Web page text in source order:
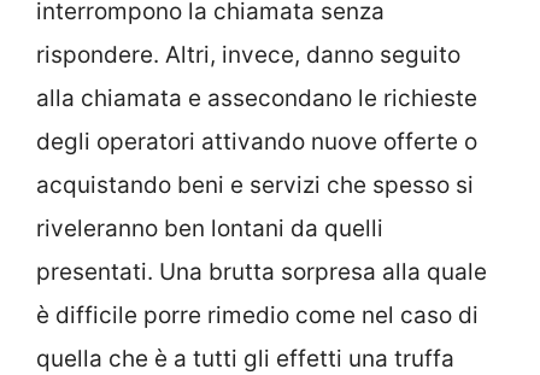
interrompono la chiamata senza
rispondere. Altri, invece, danno seguito
alla chiamata e assecondano le richieste
degli operatori attivando nuove offerte o
acquistando beni e servizi che spesso si
riveleranno ben lontani da quelli
presentati. Una brutta sorpresa alla quale
è difficile porre rimedio come nel caso di
quella che è a tutti gli effetti una truffa